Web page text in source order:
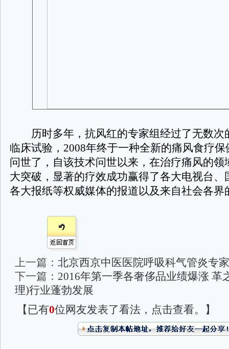
历时多年，抗风红的专家组经过了无数次
临床试验，2008年终于一种全新的痛风食疗
问世了，自该技术问世以来，在治疗痛风的领
大突破，显著的疗效成功赢得了各大电视台、
各大报纸等权威媒体的报道以及来自社会各界
上一篇： 北京西京中医医院呼吸科气管炎专
下一篇： 2016年第一季各奢侈品业绩爆涨 革
理)行业蓬勃发展
【已有0位网友发表了看法，点击查看。】